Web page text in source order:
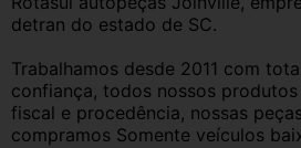
detran do estado de SC.
Trabalhamos desde 2011 com
confiança, todos nossos
fiscal e procedência, nossas
compramos Somente veículos